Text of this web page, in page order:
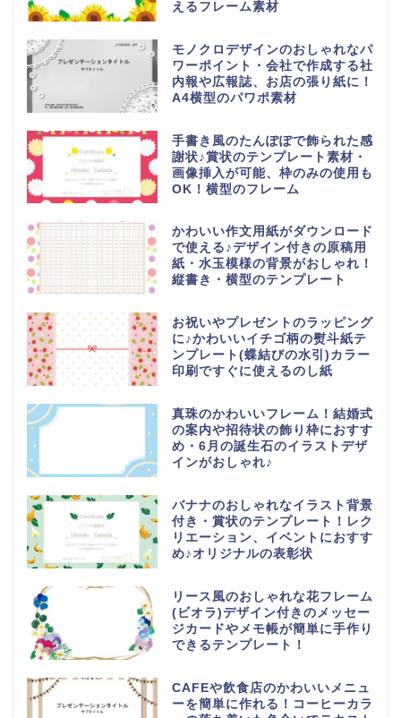
えるフレーム素材
モノクロデザインのおしゃれなパ
ワーポイント・会社で作成する社
内報や広報誌、お店の張り紙に！
A4横型のパワポ素材
手書き風のたんぽぽで飾られた感
謝状♪賞状のテンプレート素材・
画像挿入が可能、枠のみの使用も
OK！横型のフレーム
かわいい作文用紙がダウンロード
で使える♪デザイン付きの原稿用
紙・水玉模様の背景がおしゃれ！
縦書き・横型のテンプレート
お祝いやプレゼントのラッピング
に♪かわいいイチゴ柄の熨斗紙テ
ンプレート(蝶結びの水引)カラー
印刷ですぐに使えるのし紙
真珠のかわいいフレーム！結婚式
の案内や招待状の飾り枠におすす
め・6月の誕生石のイラストデザ
インがおしゃれ♪
バナナのおしゃれなイラスト背景
付き・賞状のテンプレート！レク
リエーション、イベントにおすす
め♪オリジナルの表彰状
リース風のおしゃれな花フレーム
(ビオラ)デザイン付きのメッセー
ジカードやメモ帳が簡単に手作り
できるテンプレート！
CAFEや飲食店のかわいいメニュ
ーを簡単に作れる！コーヒーカラ